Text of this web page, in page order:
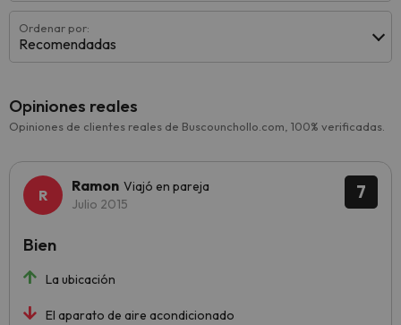
Ordenar por:
Recomendadas
Opiniones reales
Opiniones de clientes reales de Buscounchollo.com, 100% verificadas.
7
Ramon Viajó en pareja
Julio 2015
La ubicación
El aparato de aire acondicionado
Bien